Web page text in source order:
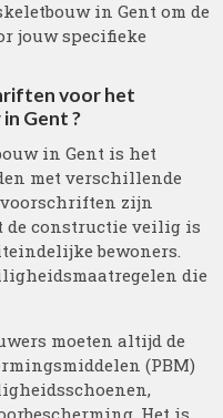
in Gent om de
jouw specifieke
voor het
Gent ?
in Gent is het
met verschillende
zijn
de constructie veilig is
bewoners.
die
moeten altijd de
(PBM)
Het is